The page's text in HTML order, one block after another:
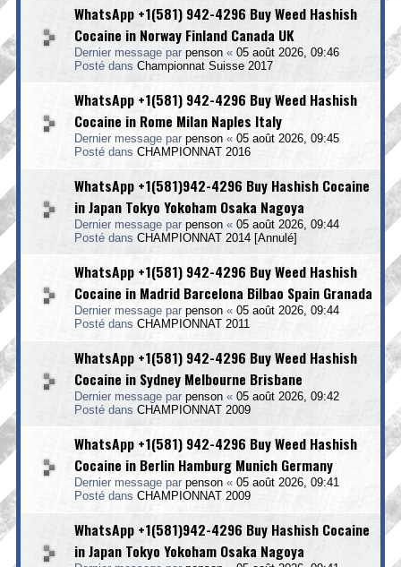
WhatsApp +1(581) 942-4296 Buy Weed Hashish
Cocaine in Norway Finland Canada UK
Dernier message par penson « 05 août 2026, 09:46
Posté dans Championnat Suisse 2017
WhatsApp +1(581) 942-4296 Buy Weed Hashish
Cocaine in Rome Milan Naples Italy
Dernier message par penson « 05 août 2026, 09:45
Posté dans CHAMPIONNAT 2016
WhatsApp +1(581)942-4296 Buy Hashish Cocaine
in Japan Tokyo Yokoham Osaka Nagoya
Dernier message par penson « 05 août 2026, 09:44
Posté dans CHAMPIONNAT 2014 [Annulé]
WhatsApp +1(581) 942-4296 Buy Weed Hashish
Cocaine in Madrid Barcelona Bilbao Spain Granada
Dernier message par penson « 05 août 2026, 09:44
Posté dans CHAMPIONNAT 2011
WhatsApp +1(581) 942-4296 Buy Weed Hashish
Cocaine in Sydney Melbourne Brisbane
Dernier message par penson « 05 août 2026, 09:42
Posté dans CHAMPIONNAT 2009
WhatsApp +1(581) 942-4296 Buy Weed Hashish
Cocaine in Berlin Hamburg Munich Germany
Dernier message par penson « 05 août 2026, 09:41
Posté dans CHAMPIONNAT 2009
WhatsApp +1(581)942-4296 Buy Hashish Cocaine
in Japan Tokyo Yokoham Osaka Nagoya